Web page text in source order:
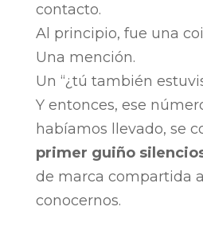
contacto.
Al principio, fue una
Una mención.
Un “¿tú también
Y entonces, ese
habíamos llevado, se
primer guiño
de marca compartida
conocernos.